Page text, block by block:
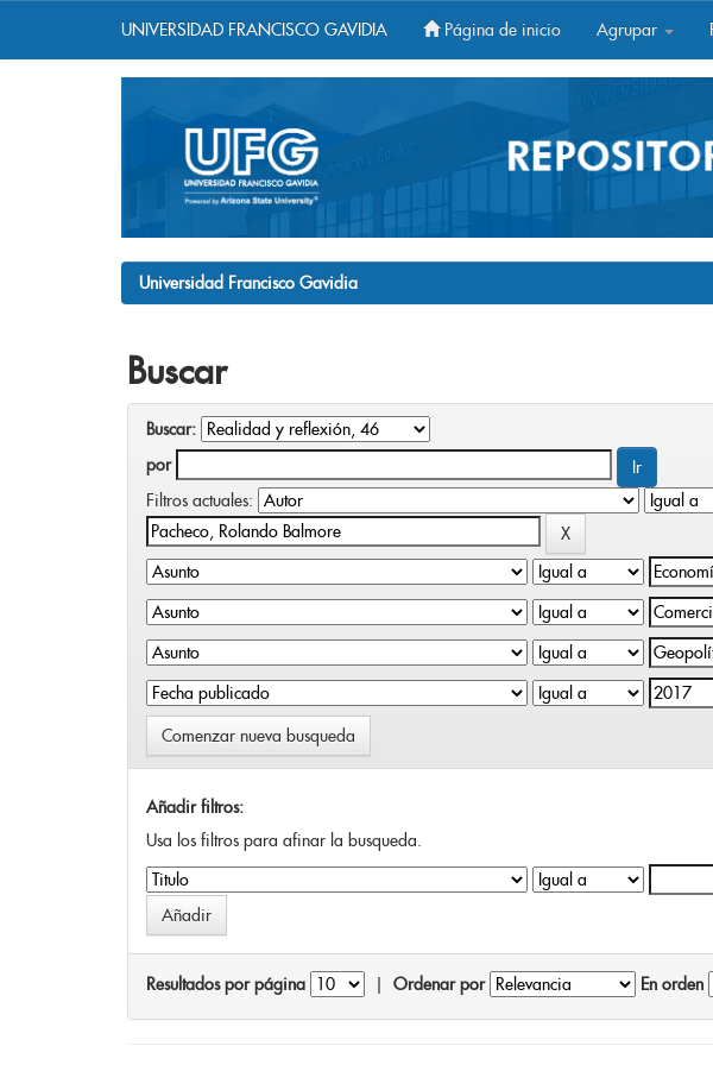
UNIVERSIDAD FRANCISCO GAVIDIA Página de inicio Agrupar
Universidad Francisco Gavidia
Buscar
Buscar:
por
Filtros actuales:
Comenzar nueva busqueda
Añadir filtros:
Usa los filtros para afinar la busqueda.
Resultados por página Ordenar por En orden